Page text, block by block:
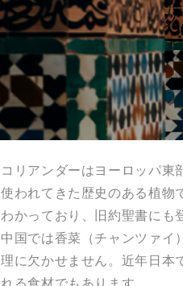
コリアンダーはヨーロッパ東
使われてきた歴史のある植物
わかっており、旧約聖書にも
中国では香菜（チャンツァイ
理に欠かせません。近年日本
れる食材でもあります。